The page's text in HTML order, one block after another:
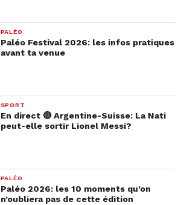
PALÉO
Paléo Festival 2026: les infos pratiques
avant ta venue
SPORT
En direct 🔴 Argentine-Suisse: La Nati
peut-elle sortir Lionel Messi?
PALÉO
Paléo 2026: les 10 moments qu’on
n’oubliera pas de cette édition